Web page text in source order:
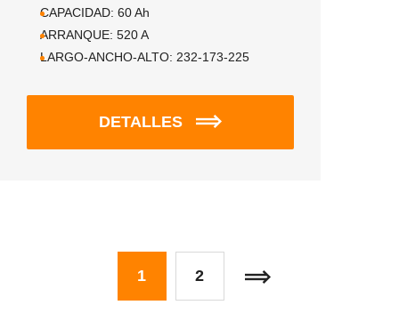
CAPACIDAD: 60Ah
ARRANQUE: 520A
LARGO-ANCHO-ALTO: 232-173-225
DETALLES
1 2